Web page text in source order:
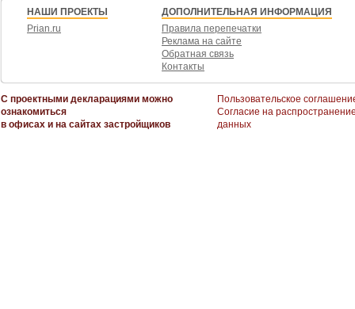
НАШИ ПРОЕКТЫ
Prian.ru
ДОПОЛНИТЕЛЬНАЯ ИНФОРМАЦИЯ
Правила перепечатки
Реклама на сайте
Обратная связь
Контакты
С проектными декларациями можно
ознакомиться
в офисах и на сайтах застройщиков
Пользовательское
Согласие на
данных